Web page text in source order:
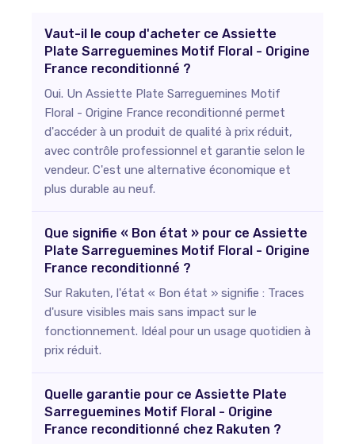
Vaut-il le coup d'acheter ce Assiette
Plate Sarreguemines Motif Floral - Origine
France reconditionné ?
Oui. Un Assiette Plate Sarreguemines Motif
Floral - Origine France reconditionné permet
d'accéder à un produit de qualité à prix réduit,
avec contrôle professionnel et garantie selon le
vendeur. C'est une alternative économique et
plus durable au neuf.
Que signifie « Bon état » pour ce Assiette
Plate Sarreguemines Motif Floral - Origine
France reconditionné ?
Sur Rakuten, l'état « Bon état » signifie : Traces
d'usure visibles mais sans impact sur le
fonctionnement. Idéal pour un usage quotidien à
prix réduit.
Quelle garantie pour ce Assiette Plate
Sarreguemines Motif Floral - Origine
France reconditionné chez Rakuten ?